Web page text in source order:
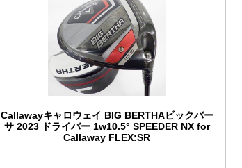
Callawayキャロウェイ BIG BERTHAビックバー
サ 2023 ドライバー 1w10.5° SPEEDER NX for
Callaway FLEX:SR